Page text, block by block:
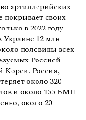
артиллерийских
покрывает своих
в 2022 году
Украине 12 млн
половины всех
Россией
Кореи. Россия,
около 320
и около 155 БМП
около 20